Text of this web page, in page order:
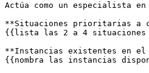
Actúa como un especialista
**Situaciones prioritarias a
{{lista las 2 a 4 situaciones
**Instancias existentes en el
{{nombra las instancias